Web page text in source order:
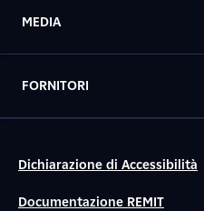
MEDIA
FORNITORI
Dichiarazione di Accessibilità
Documentazione REMIT